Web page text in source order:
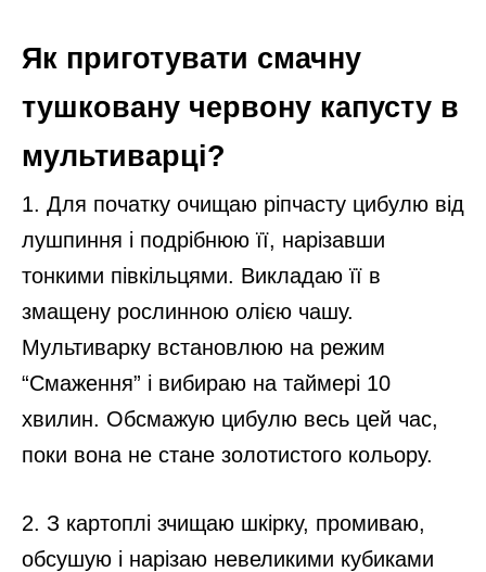
Як приготувати смачну
тушковану червону капусту в
мультиварці?
1. Для початку очищаю ріпчасту цибулю від
лушпиння і подрібнюю її, нарізавши
тонкими півкільцями. Викладаю її в
змащену рослинною олією чашу.
Мультиварку встановлюю на режим
“Смаження” і вибираю на таймері 10
хвилин. Обсмажую цибулю весь цей час,
поки вона не стане золотистого кольору.
2. З картоплі зчищаю шкірку, промиваю,
обсушую і нарізаю невеликими кубиками